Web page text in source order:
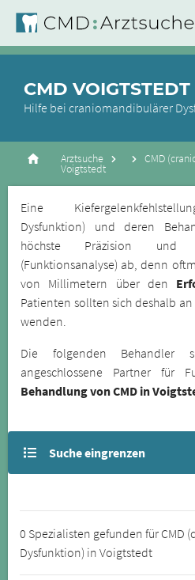
CMD VOIGTSTEDT
Hilfe bei craniomandibulärer
Arztsuche CMD
Voigtstedt
Eine
Dysfunktion) und deren
höchste Präzision und
(Funktionsanalyse) ab, denn
von Millimetern über den
Patienten sollten sich deshalb
wenden.
Die folgenden Behandler
angeschlossene Partner für
Behandlung von CMD in
Suche eingrenzen
0 Spezialisten gefunden für CMD
Dysfunktion) in Voigtstedt